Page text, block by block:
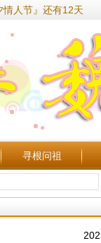
情人节』还有12天
寻根问祖